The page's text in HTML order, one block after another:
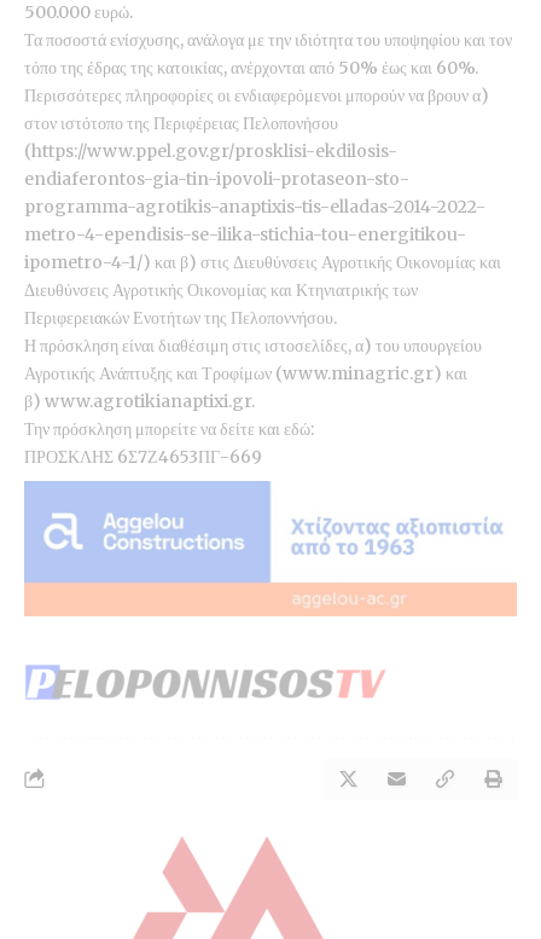
500.000 ευρώ.
Τα ποσοστά ενίσχυσης, ανάλογα με την ιδιότητα του υποψηφίου και τον
τόπο της έδρας της κατοικίας, ανέρχονται από 50% έως και 60%.
Περισσότερες πληροφορίες οι ενδιαφερόμενοι μπορούν να βρουν α)
στον ιστότοπο της Περιφέρειας Πελοπονήσου
(https://www.ppel.gov.gr/prosklisi-ekdilosis-
endiaferontos-gia-tin-ipovoli-protaseon-sto-
programma-agrotikis-anaptixis-tis-elladas-2014-2022-
metro-4-ependisis-se-ilika-stichia-tou-energitikou-
ipometro-4-1/) και β) στις Διευθύνσεις Αγροτικής Οικονομίας και
Διευθύνσεις Αγροτικής Οικονομίας και Κτηνιατρικής των
Περιφερειακών Ενοτήτων της Πελοποννήσου.
Η πρόσκληση είναι διαθέσιμη στις ιστοσελίδες, α) του υπουργείου
Αγροτικής Ανάπτυξης και Τροφίμων (www.minagric.gr) και
β) www.agrotikianaptixi.gr.
Την πρόσκληση μπορείτε να δείτε και εδώ:
ΠΡΟΣΚΛΗΣ 6Σ7Ζ4653ΠΓ-669